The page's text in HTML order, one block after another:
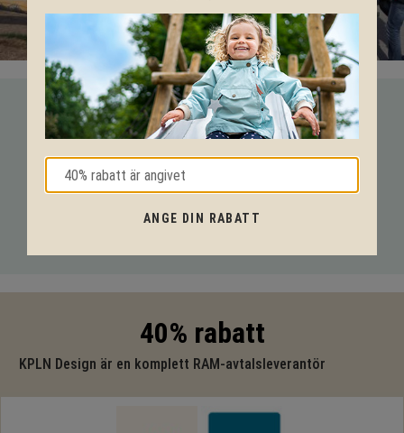
VI HJÄLPER DIG HELA VÄGEN!
Med vår mångåriga kunskap från produkter till säkerhet och
tekniska lösningar så hjälper vi dig igenom hela projektet.
010-20 70 001 eller maila oss
40% rabatt
KPLN Design är en komplett RAM-avtalsleverantör
ANGE DIN RABATT